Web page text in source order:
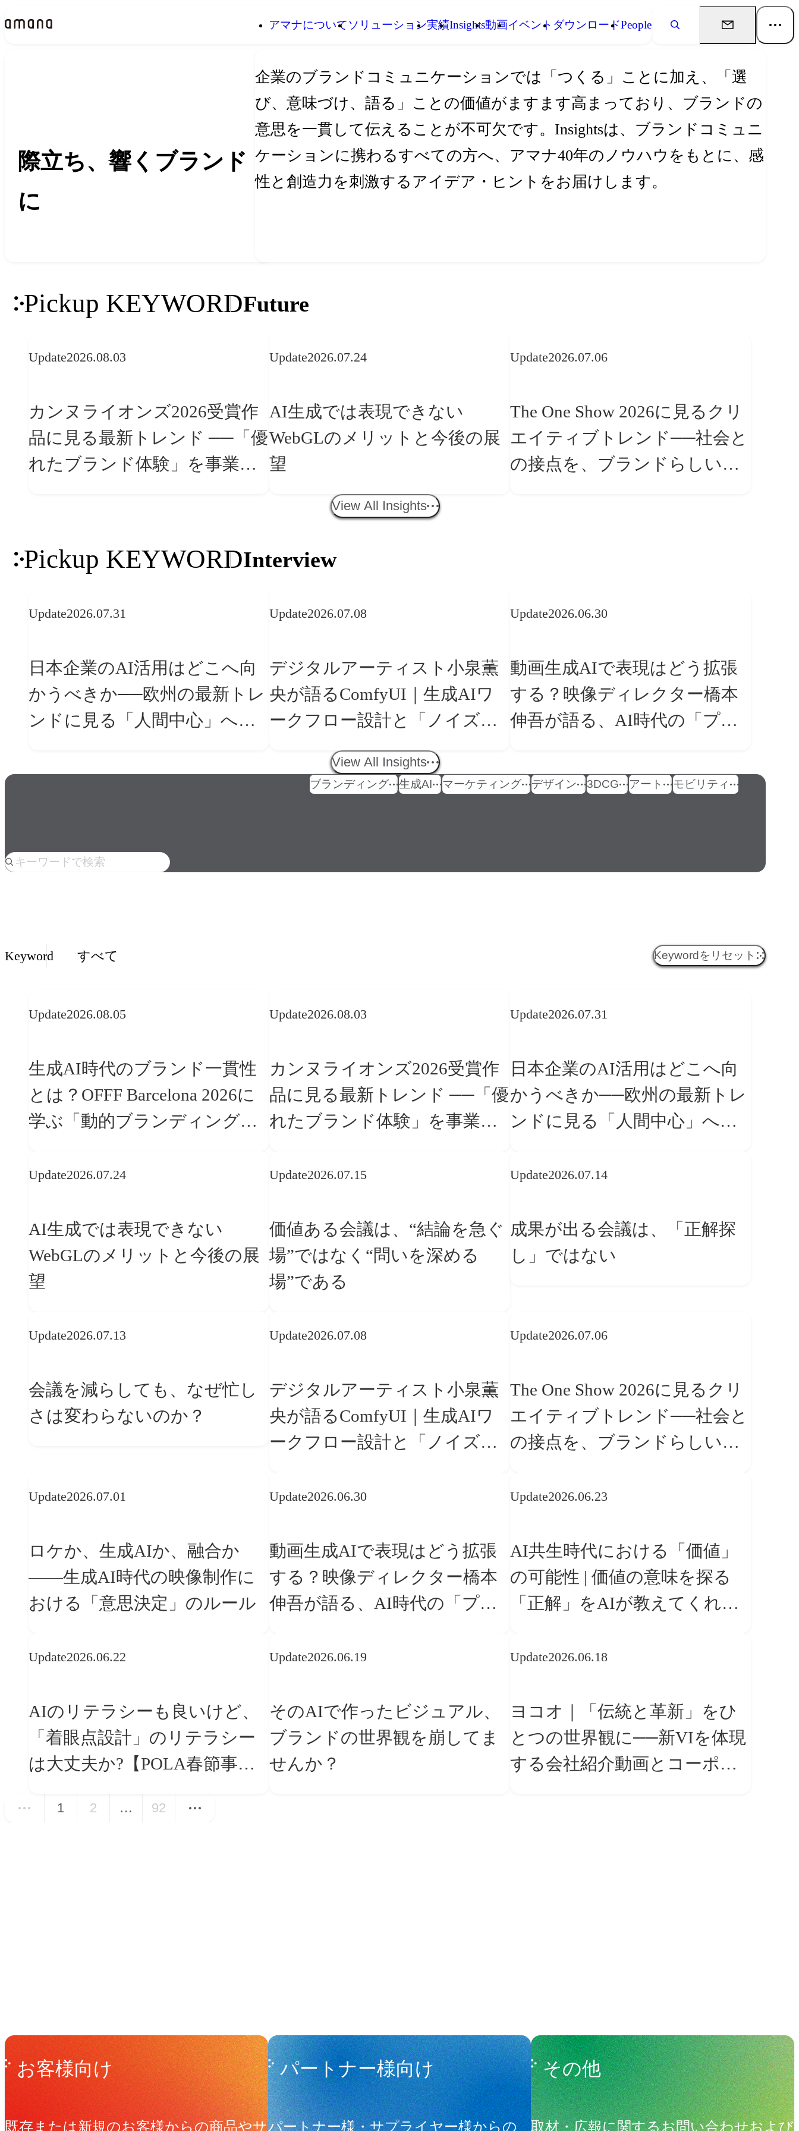
アマナについてソリューション実績Insights動画イベント ダウンロードPeople
Insights インサイト
際立ち、響くブランド
に
企業のブランドコミュニケーションでは「つくる」ことに加え、「選
び、意味づけ、語る」ことの価値がますます高まっており、ブランドの
意思を一貫して伝えることが不可欠です。Insightsは、ブランドコミュニ
ケーションに携わるすべての方へ、アマナ40年のノウハウをもとに、感
性と創造力を刺激するアイデア・ヒントをお届けします。
Pickup KEYWORDFuture
Update2026.08.03
カンヌライオンズ2026受賞作
品に見る最新トレンド ──「優
れたブランド体験」を事業と
Update2026.07.24
AI生成では表現できない
WebGLのメリットと今後の展
望
Update2026.07.06
The One Show 2026に見るクリ
エイティブトレンド──社会と
の接点を、ブランドらしい
View All Insights
Pickup KEYWORDInterview
Update2026.07.31
日本企業のAI活用はどこへ向
かうべきか──欧州の最新トレ
ンドに見る「人間中心」への
Update2026.07.08
デジタルアーティスト小泉薫
央が語るComfyUI｜生成AIワ
ークフロー設計と「ノイズと
美意識」
Update2026.06.30
動画生成AIで表現はどう拡張
する？映像ディレクター橋本
伸吾が語る、AI時代の「プロ
View All Insights
人気のkeyword
ブランディング 生成AI マーケティング デザイン 3DCG アート モビリティ
Insights一覧
Keyword すべて Keywordをリセット
Update2026.08.05
生成AI時代のブランド一貫性
とは？OFFF Barcelona 2026に
学ぶ「動的ブランディング」
Update2026.08.03
カンヌライオンズ2026受賞作
品に見る最新トレンド ──「優
れたブランド体験」を事業と
Update2026.07.31
日本企業のAI活用はどこへ向
かうべきか──欧州の最新トレ
ンドに見る「人間中心」への
Update2026.07.24
AI生成では表現できない
WebGLのメリットと今後の展
望
Update2026.07.15
価値ある会議は、“結論を急ぐ
場”ではなく“問いを深める
場”である
Update2026.07.14
成果が出る会議は、「正解探
し」ではない
Update2026.07.13
会議を減らしても、なぜ忙し
さは変わらないのか？
Update2026.07.08
デジタルアーティスト小泉薫
央が語るComfyUI｜生成AIワ
ークフロー設計と「ノイズと
Update2026.07.06
The One Show 2026に見るクリ
エイティブトレンド──社会と
の接点を、ブランドらしい
Update2026.07.01
ロケか、生成AIか、融合か
——生成AI時代の映像制作に
おける「意思決定」のルール
Update2026.06.30
動画生成AIで表現はどう拡張
する？映像ディレクター橋本
伸吾が語る、AI時代の「プロ
Update2026.06.23
AI共生時代における「価値」
の可能性 | 価値の意味を探る
「正解」をAIが教えてくれる
Update2026.06.22
AIのリテラシーも良いけど、
「着眼点設計」のリテラシー
は大丈夫か?【POLA春節事例
に学ぶプランニング思考】
Update2026.06.19
そのAIで作ったビジュアル、
ブランドの世界観を崩してま
せんか？
Update2026.06.18
ヨコオ｜「伝統と革新」をひ
とつの世界観に──新VIを体現
する会社紹介動画とコーポレ
1 2 … 92
Get in Touchお問い合わせ
お客様向け
既存または新規のお客様からの商品やサ
パートナー様向け
パートナー様・サプライヤー様からの
その他
取材・広報に関するお問い合わせおよび